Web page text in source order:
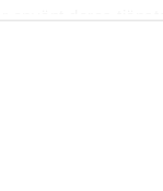
använt deras